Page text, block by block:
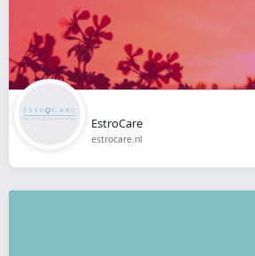
EstroCare
estrocare.nl